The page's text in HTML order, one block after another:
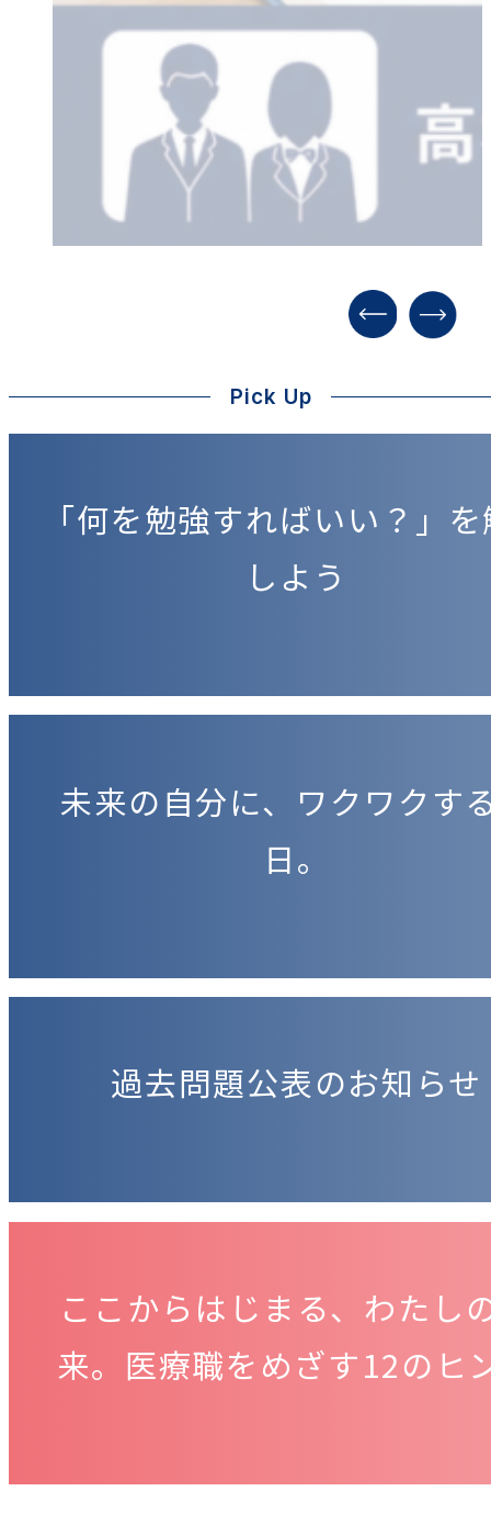
Pick Up
「何を勉強すればいい？」
しよう
未来の自分に、ワクワクす
日。
過去問題公表のお知らせ
ここからはじまる、わたし
来。医療職をめざす12のヒ